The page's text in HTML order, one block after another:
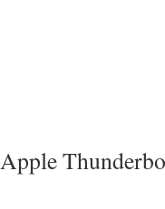
Apple